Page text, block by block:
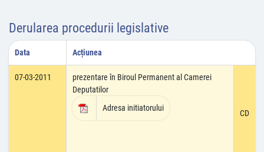
Derularea procedurii legislative
Data Acțiunea
07-03-2011
prezentare în Biroul Permanent al Camerei
Deputatilor
Adresa initiatorului
CD